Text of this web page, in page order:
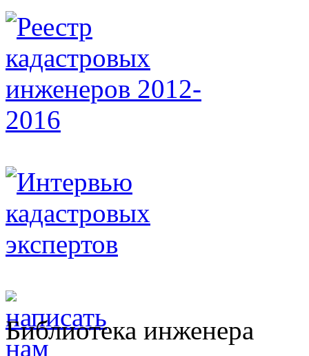
Библиотека инженера